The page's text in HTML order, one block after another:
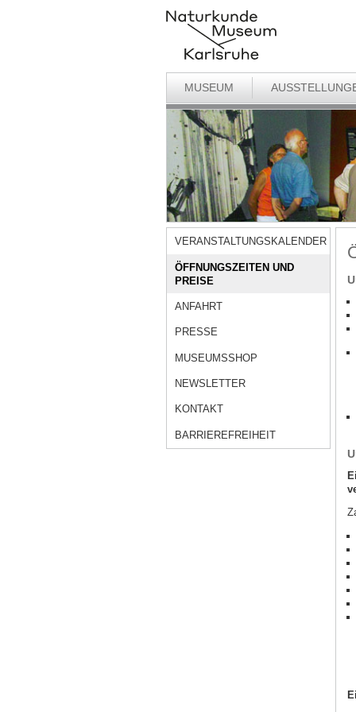
MUSEUM
VERANSTALTUNGSKALENDER
ÖFFNUNGSZEITEN UND
PREISE
ANFAHRT
PRESSE
MUSEUMSSHOP
NEWSLETTER
KONTAKT
BARRIEREFREIHEIT